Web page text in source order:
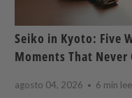
Seiko in Kyoto: Five
Moments That Never
agosto 04, 2026 6 min